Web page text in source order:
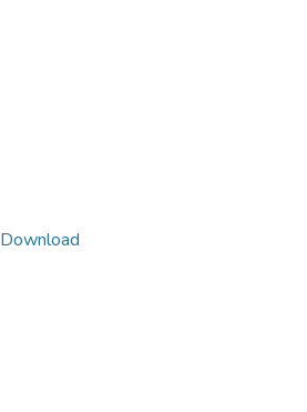
Download